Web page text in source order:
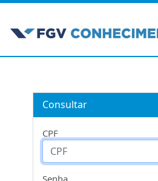
Consultar
CPF